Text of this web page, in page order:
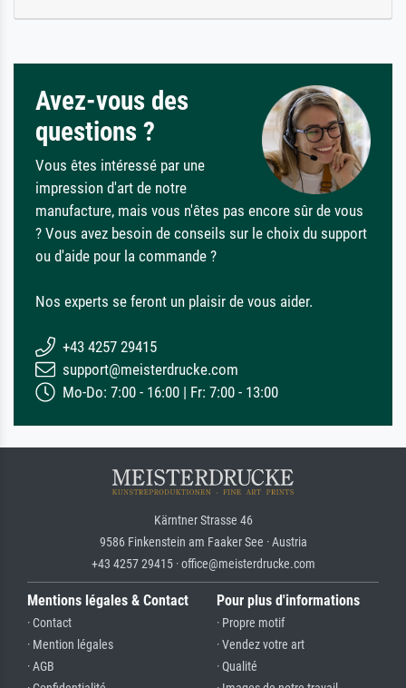
Avez-vous des
questions ?
Vous êtes intéressé par une
impression d'art de notre
manufacture, mais vous n'êtes pas encore sûr de vous
? Vous avez besoin de conseils sur le choix du support
ou d'aide pour la commande ?
Nos experts se feront un plaisir de vous aider.
+43 4257 29415
support@meisterdrucke.com
Mo-Do: 7:00 - 16:00 | Fr: 7:00 - 13:00
Kärntner Strasse 46
9586 Finkenstein am Faaker See · Austria
+43 4257 29415 · office@meisterdrucke.com
Mentions légales & Contact
· Contact
· Mention légales
· AGB
Pour plus d'informations
· Propre motif
· Vendez votre art
· Qualité